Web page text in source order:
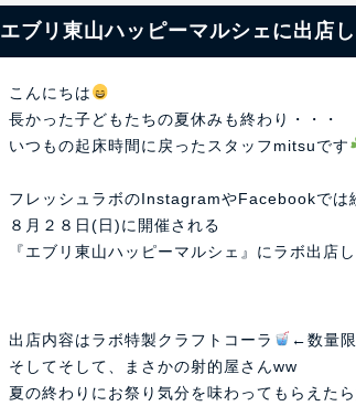
エブリ東山ハッピーマルシェに出店
こんにちは
長かった子どもたちの夏休みも終わり・・・
いつもの起床時間に戻ったスタッフmitsuです
フレッシュラボのInstagramやFacebookでは
８月２８日(日)に開催される
『エブリ東山ハッピーマルシェ』にラボ出店
出店内容はラボ特製クラフトコーラ
←数量
そしてそして、まさかの射的屋さんww
夏の終わりにお祭り気分を味わってもらえた